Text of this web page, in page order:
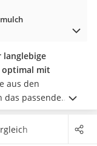
langlebige
optimal mit
aus den
das passende
verschiedene
und Sprays.